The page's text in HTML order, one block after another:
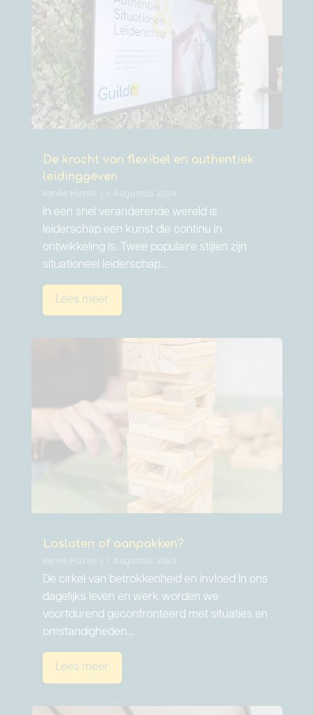
De kracht van flexibel en authentiek
leidinggeven
Renée Huster | 7 Augustus 2024
In een snel veranderende wereld is
leiderschap een kunst die continu in
ontwikkeling is. Twee populaire stijlen zijn
situationeel leiderschap…
Lees meer
Loslaten of aanpakken?
Renée Huster | 7 Augustus 2024
De cirkel van betrokkenheid en invloed In ons
dagelijks leven en werk worden we
voortdurend geconfronteerd met situaties en
omstandigheden…
Lees meer